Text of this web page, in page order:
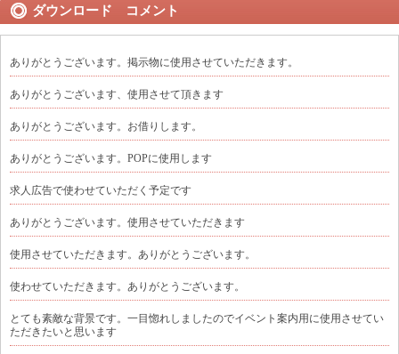
ダウンロード コメント
ありがとうございます。掲示物に使用させていただきます。
ありがとうございます、使用させて頂きます
ありがとうございます。お借りします。
ありがとうございます。POPに使用します
求人広告で使わせていただく予定です
ありがとうございます。使用させていただきます
使用させていただきます。ありがとうございます。
使わせていただきます。ありがとうございます。
とても素敵な背景です。一目惚れしましたのでイベント案内用に使用させてい
ただきたいと思います